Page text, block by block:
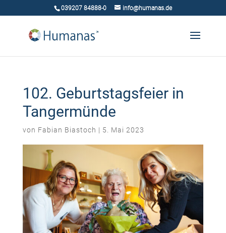
039207 84888-0 info@humanas.de
102. Geburtstagsfeier in
Tangermünde
von Fabian Biastoch | 5. Mai 2023